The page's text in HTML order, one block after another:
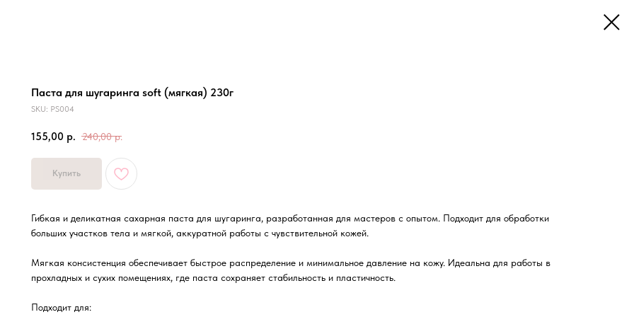
Паста для шугаринга soft (мягкая) 230г
SKU: PS004
155,00 р. 240,00 р.
Купить
Гибкая и деликатная сахарная паста для шугаринга, разработанная для мастеров с опытом. Подходит для обработки
больших участков тела и мягкой, аккуратной работы с чувствительной кожей.
Мягкая консистенция обеспечивает быстрое распределение и минимальное давление на кожу. Идеальна для работы в
прохладных и сухих помещениях, где паста сохраняет стабильность и пластичность.
Подходит для: